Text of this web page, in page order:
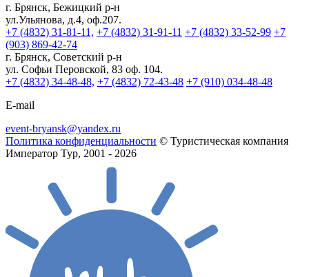
г. Брянск, Бежицкий р-н
ул.Ульянова, д.4, оф.207.
+7 (4832) 31-81-11, +7 (4832) 31-91-11 +7 (4832) 33-52-99 +7
(903) 869-42-74
г. Брянск, Советский р-н
ул. Софьи Перовской, 83 оф. 104.
+7 (4832) 34-48-48, +7 (4832) 72-43-48 +7 (910) 034-48-48
E-mail
event-bryansk@yandex.ru
Политика конфиденциальности © Туристическая компания
Император Тур, 2001 - 2026